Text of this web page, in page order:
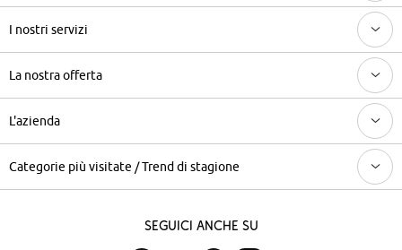
I nostri servizi
La nostra offerta
L'azienda
Categorie più visitate / Trend di stagione
Seguici anche su